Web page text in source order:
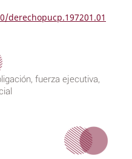
derechopucp.197201.01
fuerza ejecutiva,